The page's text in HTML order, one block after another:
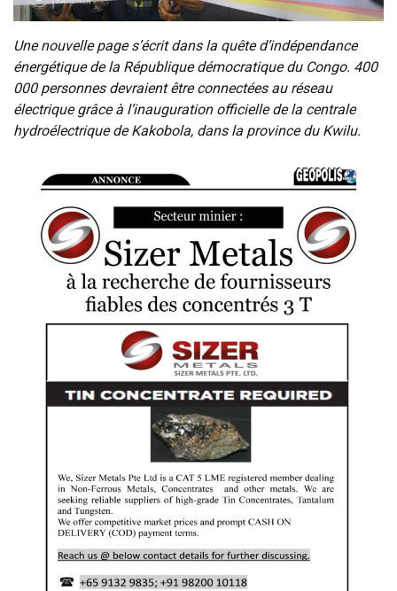
Une nouvelle page s’écrit dans la quête d’indépendance
énergétique de la République démocratique du Congo. 400
000 personnes devraient être connectées au réseau
électrique grâce à l’inauguration officielle de la centrale
hydroélectrique de Kakobola, dans la province du Kwilu.